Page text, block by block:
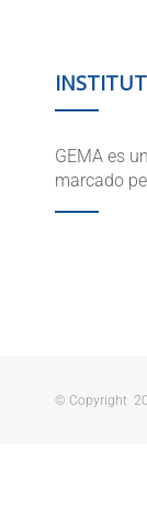
GEMA es
marcado
© Copyright